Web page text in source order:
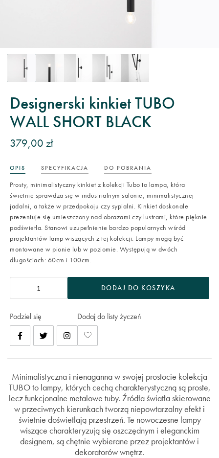
Designerski kinkiet TUBO
WALL SHORT BLACK
379,00 zł
OPIS SPECYFIKACJA DO POBRANIA
Prosty, minimalistyczny kinkiet z kolekcji Tubo to lampa, która
świetnie sprawdza się w industrialnym salonie, minimalistycznej
jadalni, a także w przedpokoju czy sypialni. Kinkiet doskonale
prezentuje się umieszczony nad obrazami czy lustrami, które pięknie
podświetla. Stanowi uzupełnienie bardzo popularnych wśród
projektantów lamp wiszących z tej kolekcji. Lampy mogą być
montowane w pionie lub w poziomie. Występują w dwóch
długościach: 60cm i 100cm.
DODAJ DO KOSZYKA
Podziel się Dodaj do listy życzeń
Minimalistyczna i nienaganna w swojej prostocie kolekcja
TUBO to lampy, których cechą charakterystyczną są proste,
lecz funkcjonalne metalowe tuby. Źródła światła skierowane
w przeciwnych kierunkach tworzą niepowtarzalny efekt i
świetnie doświetlają przestrzeń. Te nowoczesne lampy
wiszące charakteryzują się oszczędnym i eleganckim
designem, są chętnie wybierane przez projektantów i
dekoratorów wnętrz.